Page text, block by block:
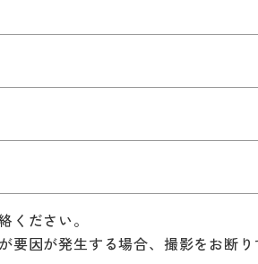
ください。
要因が発生する場合、撮影をお断り